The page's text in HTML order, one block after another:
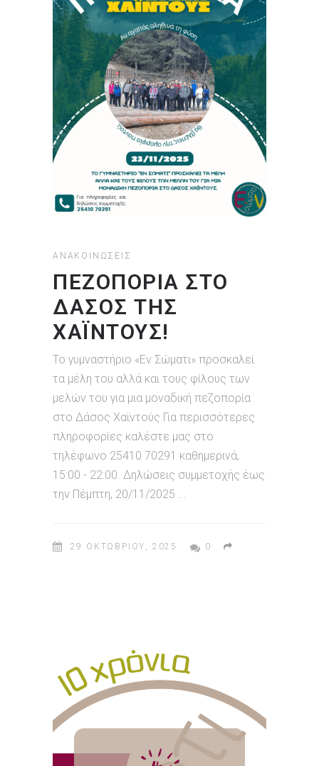
ΑΝΑΚΟΙΝΏΣΕΙΣ
ΠΕΖΟΠΟΡΙΑ ΣΤΟ
ΔΑΣΟΣ ΤΗΣ
ΧΑΪΝΤΟΥΣ!
Το γυμναστήριο «Εν Σώματι» προσκαλεί
τα μέλη του αλλά και τους φίλους των
μελών του για μια μοναδική πεζοπορία
στο Δάσος Χαϊντούς Για περισσότερες
πληροφορίες καλέστε μας στο
τηλέφωνο 25410 70291 καθημερινά,
15:00 - 22:00. Δηλώσεις συμμετοχής έως
την Πέμπτη, 20/11/2025
29 ΟΚΤΩΒΡΊΟΥ, 2025 0